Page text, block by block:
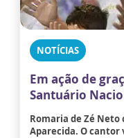
NOTÍCIAS
Em ação de
Santuário
Romaria de Zé
Aparecida. O cantor